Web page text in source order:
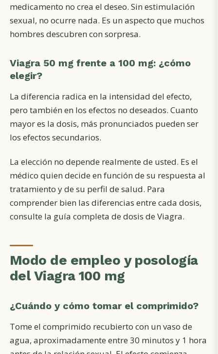
medicamento no crea el deseo. Sin estimulación
sexual, no ocurre nada. Es un aspecto que muchos
hombres descubren con sorpresa.
Viagra 50 mg frente a 100 mg: ¿cómo
elegir?
La diferencia radica en la intensidad del efecto,
pero también en los efectos no deseados. Cuanto
mayor es la dosis, más pronunciados pueden ser
los efectos secundarios.
La elección no depende realmente de usted. Es el
médico quien decide en función de su respuesta al
tratamiento y de su perfil de salud. Para
comprender bien las diferencias entre cada dosis,
consulte la guía completa de dosis de Viagra.
Modo de empleo y posología
del Viagra 100 mg
¿Cuándo y cómo tomar el comprimido?
Tome el comprimido recubierto con un vaso de
agua, aproximadamente entre 30 minutos y 1 hora